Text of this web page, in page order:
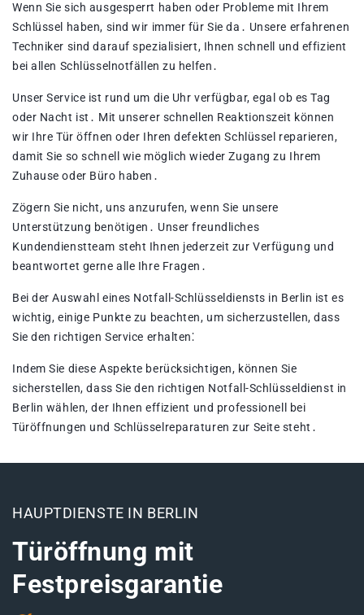
Wenn Sie sich ausgesperrt haben oder Probleme mit Ihrem
Schlüssel haben, sind wir immer für Sie da․ Unsere erfahrenen
Techniker sind darauf spezialisiert, Ihnen schnell und effizient
bei allen Schlüsselnotfällen zu helfen․
Unser Service ist rund um die Uhr verfügbar, egal ob es Tag
oder Nacht ist․ Mit unserer schnellen Reaktionszeit können
wir Ihre Tür öffnen oder Ihren defekten Schlüssel reparieren,
damit Sie so schnell wie möglich wieder Zugang zu Ihrem
Zuhause oder Büro haben․
Zögern Sie nicht, uns anzurufen, wenn Sie unsere
Unterstützung benötigen․ Unser freundliches
Kundendienstteam steht Ihnen jederzeit zur Verfügung und
beantwortet gerne alle Ihre Fragen․
Bei der Auswahl eines Notfall-Schlüsseldiensts in Berlin ist es
wichtig, einige Punkte zu beachten, um sicherzustellen, dass
Sie den richtigen Service erhalten⁚
Indem Sie diese Aspekte berücksichtigen, können Sie
sicherstellen, dass Sie den richtigen Notfall-Schlüsseldienst in
Berlin wählen, der Ihnen effizient und professionell bei
Türöffnungen und Schlüsselreparaturen zur Seite steht․
HAUPTDIENSTE IN BERLIN
Türöffnung mit
Festpreisgarantie